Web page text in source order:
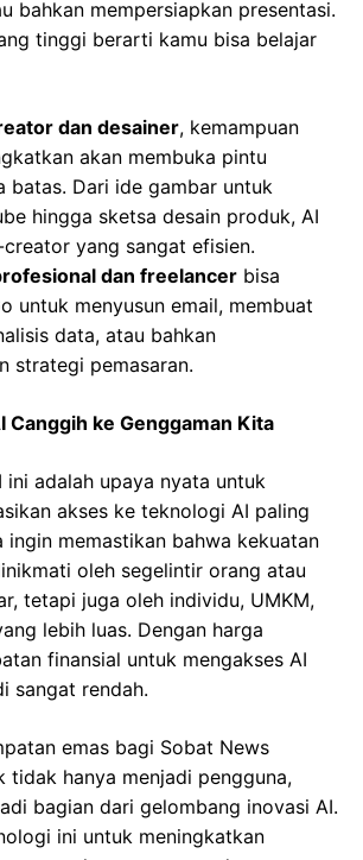
bahkan mempersiapkan presentasi.
tinggi berarti kamu bisa belajar
dan desainer, kemampuan
akan membuka pintu
batas. Dari ide gambar untuk
hingga sketsa desain produk, AI
yang sangat efisien.
dan freelancer bisa
untuk menyusun email, membuat
data, atau bahkan
strategi pemasaran.
Canggih ke Genggaman Kita
ini adalah upaya nyata untuk
akses ke teknologi AI paling
ingin memastikan bahwa kekuatan
oleh segelintir orang atau
tetapi juga oleh individu, UMKM,
lebih luas. Dengan harga
finansial untuk mengakses AI
sangat rendah.
emas bagi Sobat News
tidak hanya menjadi pengguna,
bagian dari gelombang inovasi AI.
ini untuk meningkatkan